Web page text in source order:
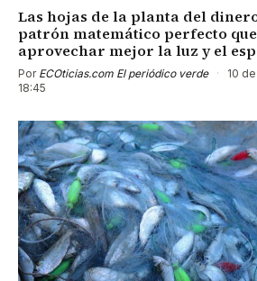
Las hojas de la planta del
patrón matemático perfecto
aprovechar mejor la luz y el
Por ECOticias.com El periódico verde ·
10
18:45